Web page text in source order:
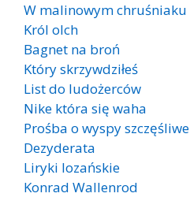
W malinowym chruśniaku
Król olch
Bagnet na broń
Który skrzywdziłeś
List do ludożerców
Nike która się waha
Prośba o wyspy szczęśliwe
Dezyderata
Liryki lozańskie
Konrad Wallenrod